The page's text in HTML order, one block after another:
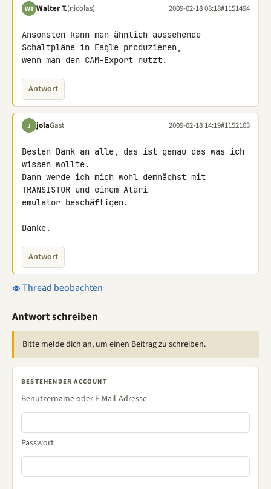
WT Walter T.(nicolas) 2009-02-18 08:18#1151494
Ansonsten kann man ähnlich aussehende
Schaltpläne in Eagle produzieren,
wenn man den CAM-Export nutzt.
Antwort
J jolaGast 2009-02-18 14:19#1152103
Besten Dank an alle, das ist genau das was ich
wissen wollte.
Dann werde ich mich wohl demnächst mit
TRANSISTOR und einem Atari
emulator beschäftigen.
Danke.
Antwort
Thread beobachten
Antwort schreiben
Bitte melde dich an, um einen Beitrag zu schreiben.
BESTEHENDER ACCOUNT
Benutzername oder E-Mail-Adresse
Passwort